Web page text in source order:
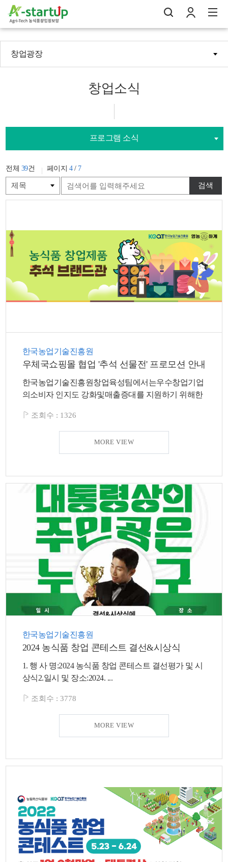
색
창
그
인
체
창업광장
창업소식
프로그램 소식
전체 39건 페이지 4/ 7
검색
한국농업기술진흥원
우체국쇼핑몰 협업 '추석 선물전' 프로모션 안내
한국농업기술진흥원창업육성팀에서는우수창업기업
의소비자 인지도 강화및매출증대를 지원하기 위해한
조회수 : 1326
MORE VIEW
한국농업기술진흥원
2024 농식품 창업 콘테스트 결선&시상식
1. 행 사 명:2024 농식품 창업 콘테스트 결선평가 및 시
상식2.일시 및 장소:2024. ...
조회수 : 3778
MORE VIEW